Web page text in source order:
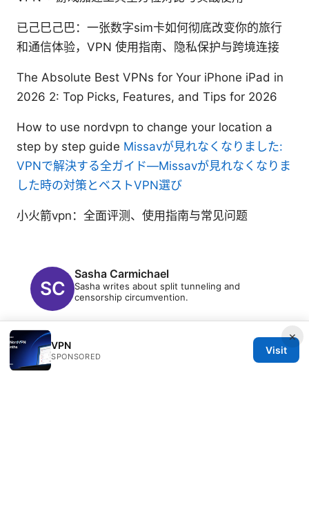
已己巳己巴：一张数字sim卡如何彻底改变你的旅行
和通信体验，VPN 使用指南、隐私保护与跨境连接
The Absolute Best VPNs for Your iPhone iPad in
2026 2: Top Picks, Features, and Tips for 2026
How to use nordvpn to change your location a
step by step guide Missavが見れなくなりました:
VPNで解決する全ガイド—Missavが見れなくなりま
した時の対策とベストVPN選び
小火箭vpn：全面评测、使用指南与常见问题
Sasha Carmichael
Sasha writes about split tunneling and
censorship circumvention.
×
VPN
SPONSORED
Visit